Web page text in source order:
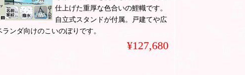
仕上げた重厚な色合いの鯉幟です。
自立式スタンドが付属。戸建てや広
ランダ向けのこいのぼりです。
¥127,680